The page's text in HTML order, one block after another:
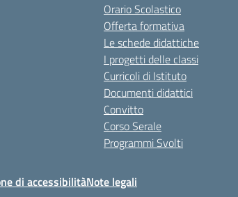
Orario Scolastico
Offerta formativa
Le schede didattiche
I progetti delle classi
Curricoli di Istituto
Documenti didattici
Convitto
Corso Serale
Programmi Svolti
di accessibilitàNote legali